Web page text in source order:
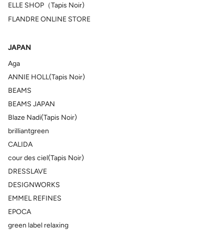
ELLE SHOP（Tapis Noir)
FLANDRE ONLINE STORE
JAPAN
Aga
ANNIE HOLL(Tapis Noir)
BEAMS
BEAMS JAPAN
Blaze Nadi(Tapis Noir)
brilliantgreen
CALIDA
cour des ciel(Tapis Noir)
DRESSLAVE
DESIGNWORKS
EMMEL REFINES
EPOCA
green label relaxing